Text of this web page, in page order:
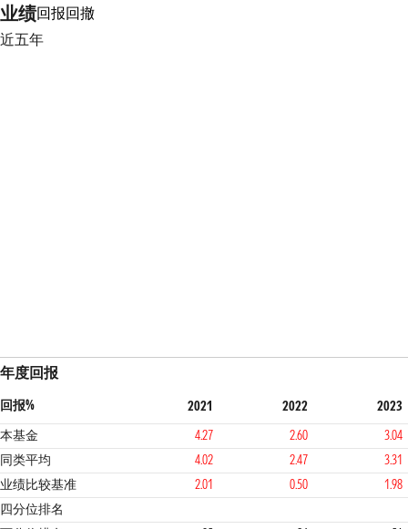
业绩回报回撤
近五年
年度回报
回报% 2021 2022
2023
本基金
4.27 2.60
3.04
同类平均
4.02 2.47
3.31
业绩比较基准
2.01 0.50
1.98
四分位排名
2 1 3 2